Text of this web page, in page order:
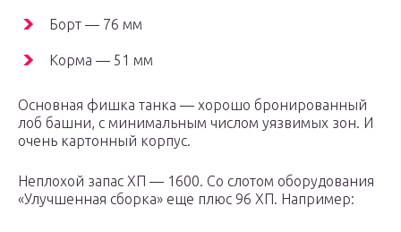
Борт — 76 мм
Корма — 51 мм
Основная фишка танка — хорошо бронированный
лоб башни, с минимальным числом уязвимых зон. И
очень картонный корпус.
Неплохой запас ХП — 1600. Со слотом оборудования
«Улучшенная сборка» еще плюс 96 ХП. Например: